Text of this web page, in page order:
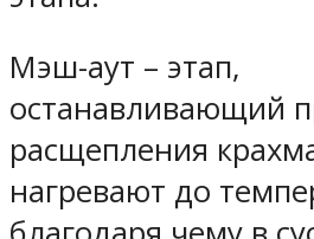
Мэш-аут – этап,
останавливающий
расщепления
нагревают до